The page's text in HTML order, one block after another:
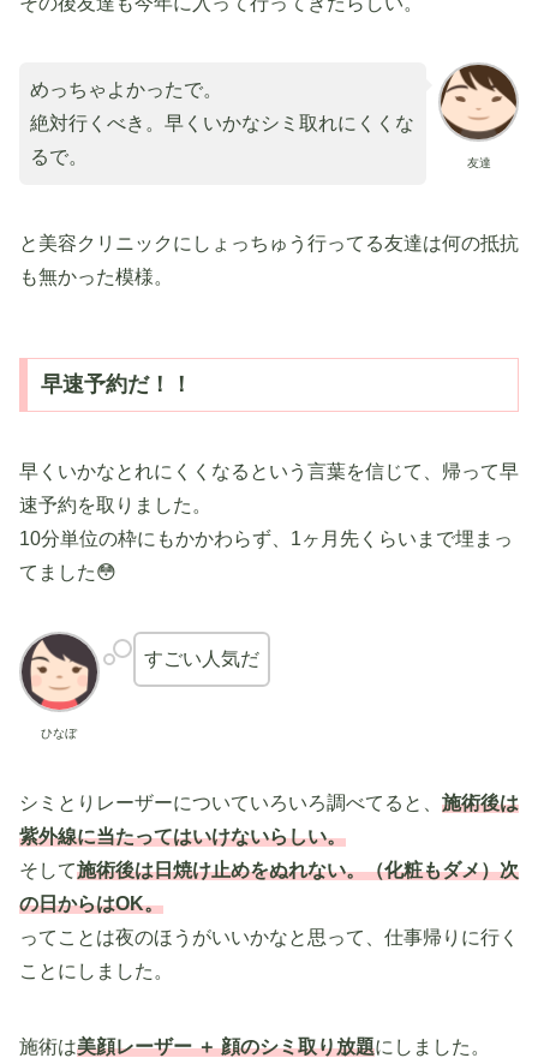
友達
めっちゃよかったで。
絶対行くべき。早くいかなシミ取れにくくな
るで。
と美容クリニックにしょっちゅう行ってる友達は何の抵抗
も無かった模様。
早速予約だ！！
早くいかなとれにくくなるという言葉を信じて、帰って早
速予約を取りました。
10分単位の枠にもかかわらず、1ヶ月先くらいまで埋まっ
てました😳
ひなぼ
すごい人気だ
シミとりレーザーについていろいろ調べてると、 施術後は
紫外線に当たってはいけないらしい。
そして施術後は日焼け止めをぬれない。（化粧もダメ）次
の日からはOK。
ってことは夜のほうがいいかなと思って、仕事帰りに行く
ことにしました。
施術は美顔レーザー ＋ 顔のシミ取り放題にしました。